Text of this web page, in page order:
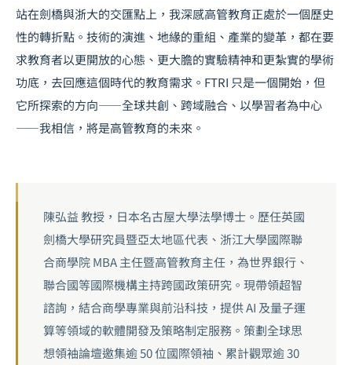
站在劍橋與浙大的交匯點上，我深感高管教育正處於一個歷史
性的轉折點。技術的演進、地緣的重組、產業的變革，都在要
求教育者以更開放的心態、更大膽的實驗精神和更紮實的學術
功底，去回應這個時代的教育需求。FTRI 只是一個開始，但
它所探索的方向——全球共創、跨域融合、以學習者為中心
——我相信，將是高管教育的未來。
陳弘益 教授，日本名古屋大學法學博士。歷任英國
劍橋大學研究員暨亞太地區代表、浙江大學國際聯
合商學院 MBA 主任暨高管教育主任，為世界銀行、
聯合國等國際機構主持跨國政策研究。現帶領超智
諮詢，結合商學專業與前沿科技，提供 AI 及量子運
算等領域的軟體開發及策略制定服務。策劃全球思
想領袖論壇邀集逾 50 位國際領袖、累計觀眾逾 30